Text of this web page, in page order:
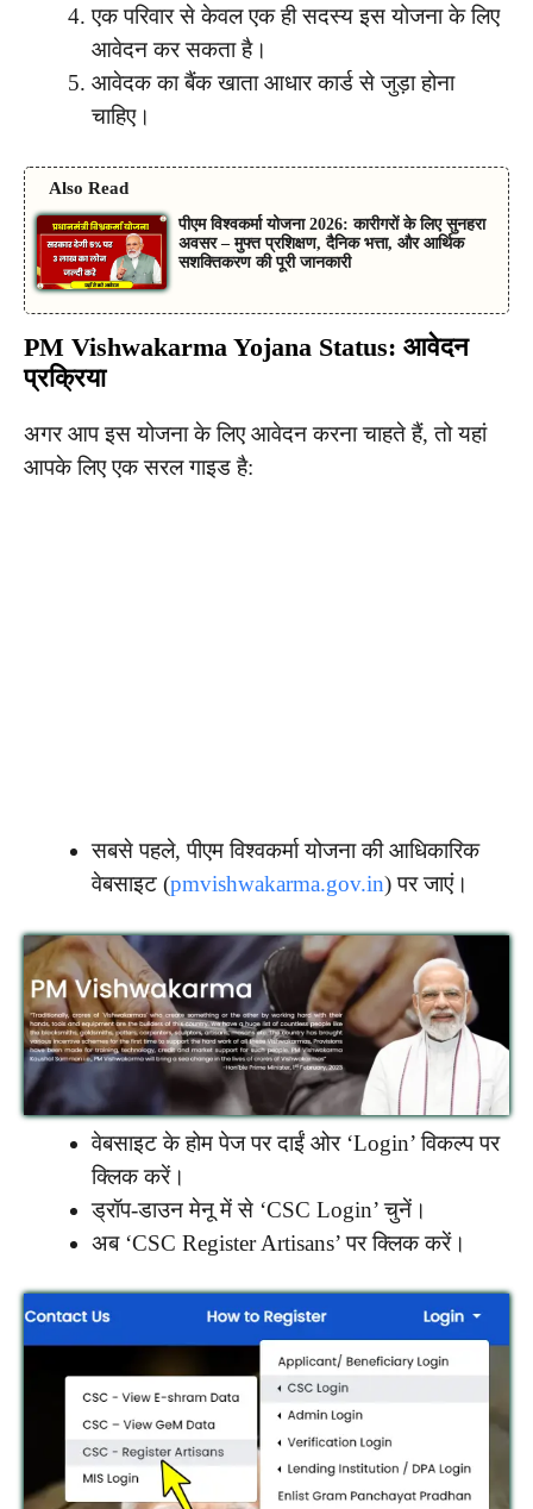
एक परिवार से केवल एक ही सदस्य इस योजना के लिए
आवेदन कर सकता है।
आवेदक का बैंक खाता आधार कार्ड से जुड़ा होना
चाहिए।
Also Read
पीएम विश्वकर्मा योजना 2026: कारीगरों के लिए सुनहरा
अवसर – मुफ्त प्रशिक्षण, दैनिक भत्ता, और आर्थिक
सशक्तिकरण की पूरी जानकारी
PM Vishwakarma Yojana Status: आवेदन
प्रक्रिया
अगर आप इस योजना के लिए आवेदन करना चाहते हैं, तो यहां
आपके लिए एक सरल गाइड है:
सबसे पहले, पीएम विश्वकर्मा योजना की आधिकारिक
वेबसाइट (pmvishwakarma.gov.in) पर जाएं।
वेबसाइट के होम पेज पर दाईं ओर ‘Login’ विकल्प पर
क्लिक करें।
ड्रॉप-डाउन मेनू में से ‘CSC Login’ चुनें।
अब ‘CSC Register Artisans’ पर क्लिक करें।